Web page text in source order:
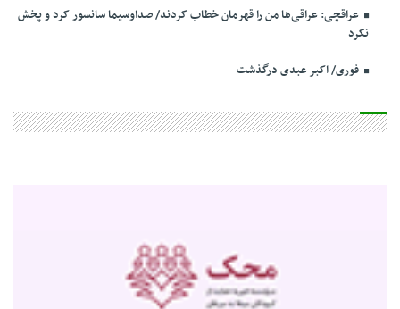
عراقچی: عراقی‌ها من را قهرمان خطاب کردند/ صداوسیما سانسور کرد و پخش
نکرد
فوری/ اکبر عبدی درگذشت